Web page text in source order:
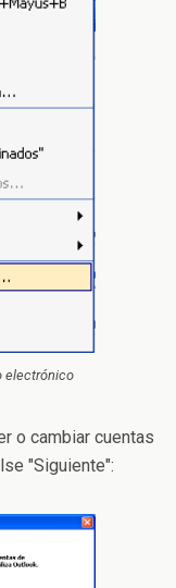
electrónico
o cambiar cuentas
"Siguiente":